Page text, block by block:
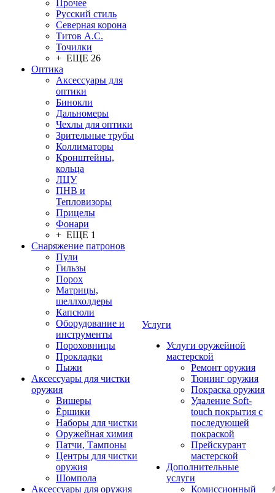
Прочее
Русский стиль
Северная корона
Титов А.С.
Точилки
+ ЕЩЕ 26
Оптика
Аксессуары для
оптики
Бинокли
Дальномеры
Чехлы для оптики
Зрительные трубы
Коллиматоры
Кронштейны,
кольца
ЛЦУ
ПНВ и
Тепловизоры
Прицелы
Фонари
+ ЕЩЕ 1
Снаряжение патронов
Пули
Гильзы
Порох
Матрицы,
шеллхолдеры
Капсюли
Оборудование и
инструменты
Пороховницы
Прокладки
Пыжи
Аксессуары для чистки
оружия
Вишеры
Ёршики
Наборы для чистки
Оружейная химия
Патчи, Тампоны
Центры для чистки
оружия
Шомпола
Аксессуары для оружия
Услуги
Услуги оружейной
мастерской
Ремонт оружия
Тюнинг оружия
Покраска оружия
Удаление Soft-
touch покрытия с
последующей
покраской
Прейскурант
мастерской
Дополнительные
услуги
Комиссионный